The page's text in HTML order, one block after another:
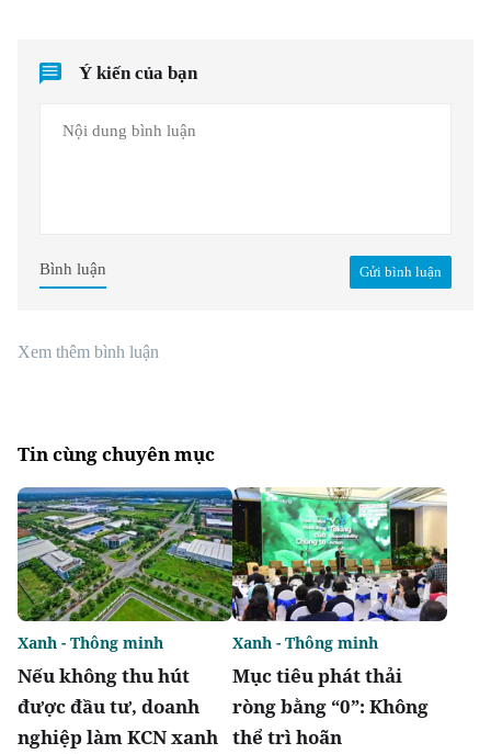
Ý kiến của bạn
Gửi bình luận
Bình luận
Xem thêm bình luận
Tin cùng chuyên mục
Nếu không thu hút
được đầu tư, doanh
nghiệp làm KCN xanh
Xanh - Thông minh
Mục tiêu phát thải
ròng bằng “0”: Không
thể trì hoãn
Xanh - Thông minh